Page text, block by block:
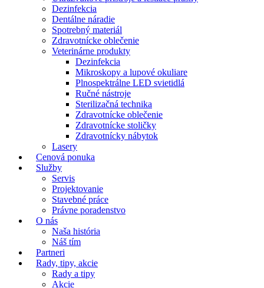
Dezinfekcia
Dentálne náradie
Spotrebný materiál
Zdravotnícke oblečenie
Veterinárne produkty
Dezinfekcia
Mikroskopy a lupové okuliare
Plnospektrálne LED svietidlá
Ručné nástroje
Sterilizačná technika
Zdravotnícke oblečenie
Zdravotnícke stoličky
Zdravotnícky nábytok
Lasery
Cenová ponuka
Služby
Servis
Projektovanie
Stavebné práce
Právne poradenstvo
O nás
Naša história
Náš tím
Partneri
Rady, tipy, akcie
Rady a tipy
Akcie